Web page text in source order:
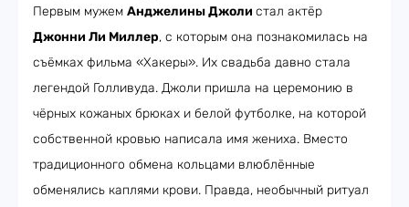
Первым мужем Анджелины Джоли стал актёр
Джонни Ли Миллер, с которым она познакомилась на
съёмках фильма «Хакеры». Их свадьба давно стала
легендой Голливуда. Джоли пришла на церемонию в
чёрных кожаных брюках и белой футболке, на которой
собственной кровью написала имя жениха. Вместо
традиционного обмена кольцами влюблённые
обменялись каплями крови. Правда, необычный ритуал